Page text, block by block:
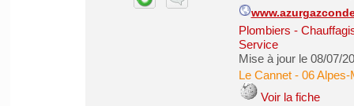
Plombiers -
Service
Mise à jour le 08/07/
Le Cannet- 06 Alpes-
Voir la fiche